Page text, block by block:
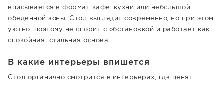
вписывается в формат кафе, кухни или небольшой
обеденной зоны. Стол выглядит современно, но при этом
уютно, поэтому не спорит с обстановкой и работает как
спокойная, стильная основа.
В какие интерьеры впишется
Стол органично смотрится в интерьерах, где ценят